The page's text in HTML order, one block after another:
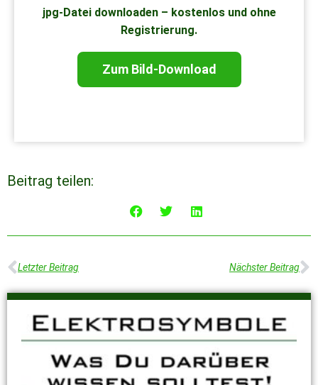
jpg-Datei downloaden – kostenlos und ohne
Registrierung.
Zum Bild-Download
Beitrag teilen:
Letzter Beitrag Nächster Beitrag